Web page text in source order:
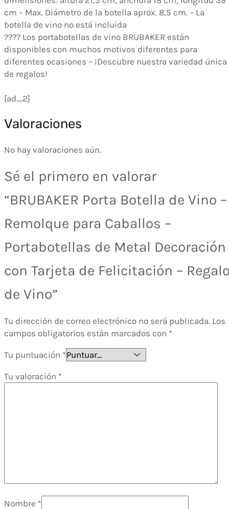
cm – Max. Diámetro de la botella aprox. 8,5 cm. – La
botella de vino no está incluida
???? Los portabotellas de vino BRUBAKER están
disponibles con muchos motivos diferentes para
diferentes ocasiones – ¡Descubre nuestra variedad única
de regalos!
[ad_2]
Valoraciones
No hay valoraciones aún.
Sé el primero en valorar
“BRUBAKER Porta Botella de Vino –
Remolque para Caballos –
Portabotellas de Metal Decoración
con Tarjeta de Felicitación –
de Vino”
Tu dirección de correo electrónico no será publicada. Los
campos obligatorios están marcados con *
Tu puntuación *
Tu valoración *
Nombre *